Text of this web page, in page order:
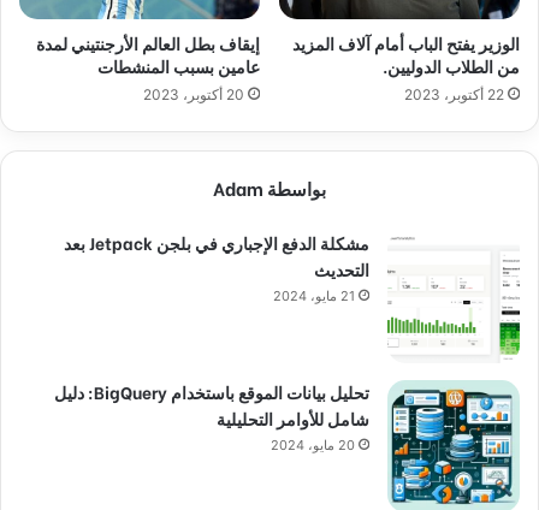
الوزير يفتح الباب أمام آلاف المزيد
من الطلاب الدوليين.
22 أكتوبر، 2023
إيقاف بطل العالم الأرجنتيني لمدة
عامين بسبب المنشطات
20 أكتوبر، 2023
بواسطة Adam
مشكلة الدفع الإجباري في بلجن Jetpack بعد
التحديث
21 مايو، 2024
تحليل بيانات الموقع باستخدام BigQuery: دليل
شامل للأوامر التحليلية
20 مايو، 2024